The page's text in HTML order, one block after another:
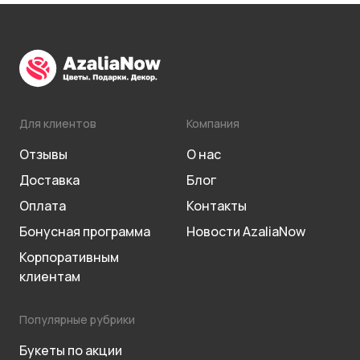
Для клиентов
Отзывы
Доставка
Оплата
Бонусная программа
Корпоративным
клиентам
Компания
О нас
Блог
Контакты
Новости AzaliaNow
Популярные рубрики
Букеты по акции